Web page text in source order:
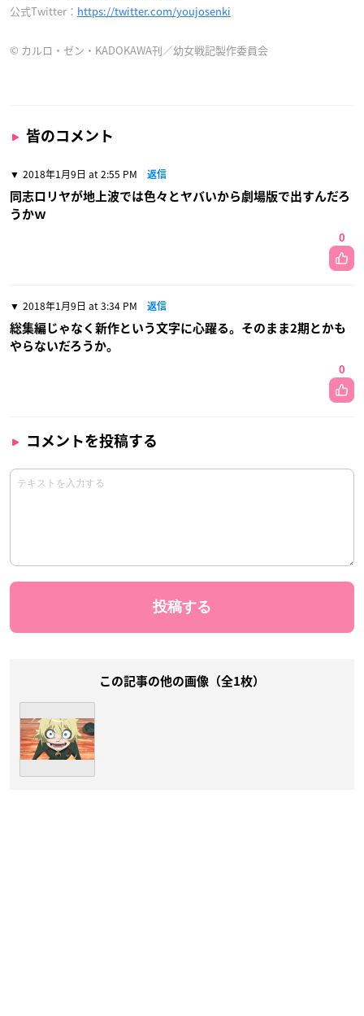
公式Twitter： https://twitter.com/youjosenki
© カルロ・ゼン・KADOKAWA刊／幼女戦記製作委員会
皆のコメント
2018年1月9日 at 2:55 PM 返信
同志ロリヤが地上波では色々とヤバいから劇場版で出すんだろ
うかｗ
0
2018年1月9日 at 3:34 PM 返信
総集編じゃなく新作という文字に心躍る。そのまま2期とかも
やらないだろうか。
0
コメントを投稿する
この記事の他の画像（全1枚）